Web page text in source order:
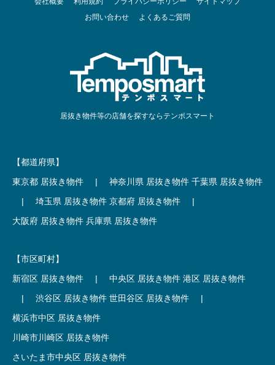
お問い合わせ
よくあるご質問
居抜き物件等の店舗を探すならテンポスマート
【都道府県】
東京都 居抜き物件
| 神奈川県 居抜き物件 千葉県 居抜き物件
|
埼玉県 居抜き物件 京都府 居抜き物件
|
大阪府 居抜き物件 兵庫県 居抜き物件
【市区町村】
新宿区 居抜き物件
| 中央区 居抜き物件 港区 居抜き物件
|
渋谷区 居抜き物件 世田谷区 居抜き物件
|
横浜市中区 居抜き物件
川崎市川崎区 居抜き物件
さいたま市中央区 居抜き物件